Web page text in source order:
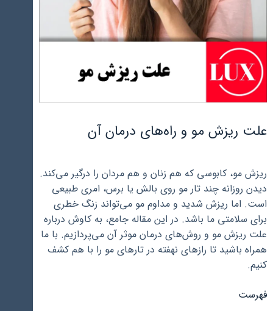
علت ریزش مو و راه‌های درمان آن
ریزش مو، کابوسی که هم زنان و هم مردان را درگیر می‌کند.
دیدن روزانه چند تار مو روی بالش یا برس، امری طبیعی
است. اما ریزش شدید و مداوم مو می‌تواند زنگ خطری
برای سلامتی ما باشد. در این مقاله جامع، به کاوش درباره
علت ریزش مو و روش‌های درمان موثر آن می‌پردازیم. با ما
همراه باشید تا رازهای نهفته در تارهای مو را با هم کشف
کنیم.
فهرست